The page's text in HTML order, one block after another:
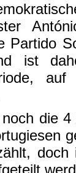
Partido
ist
die